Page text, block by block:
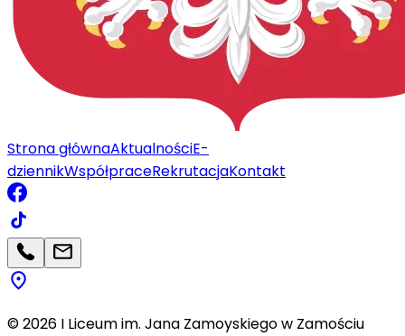
Strona głównaAktualnościE-
dziennikWspółpraceRekrutacjaKontakt
©2026 I Liceum im. Jana Zamoyskiego w Zamościu